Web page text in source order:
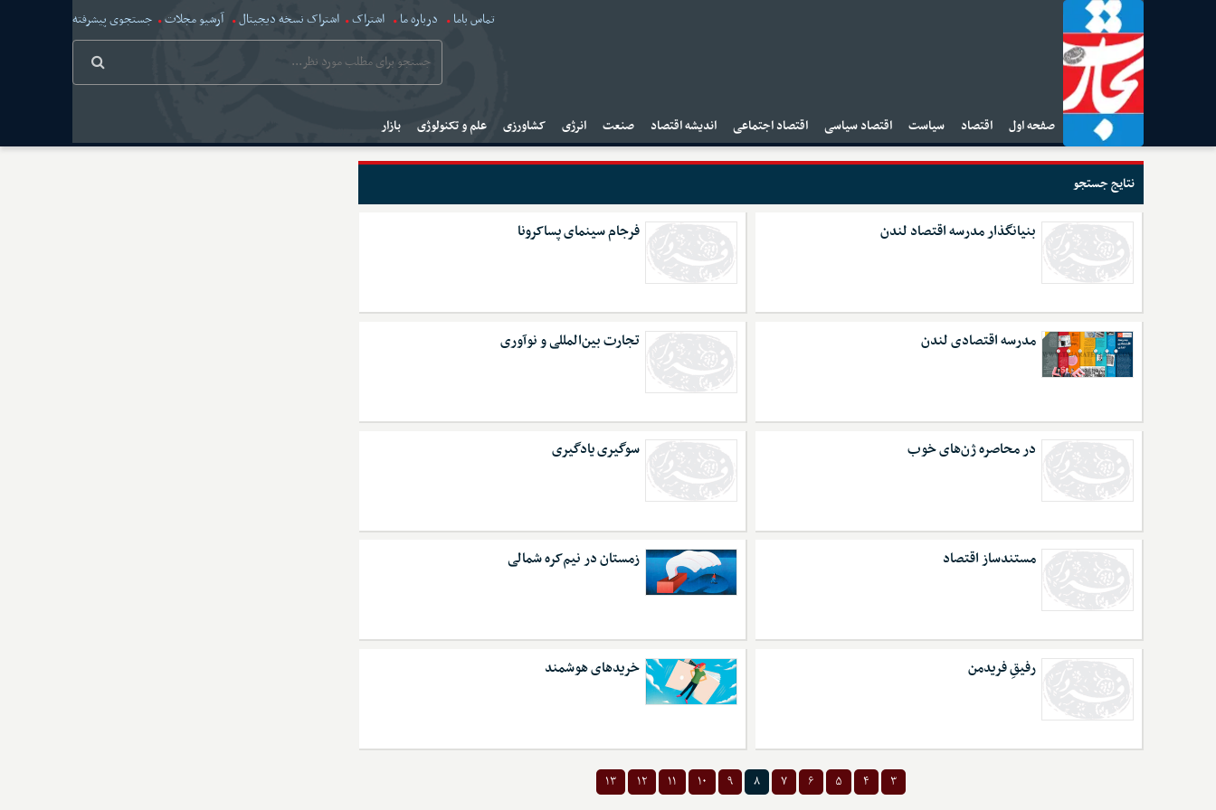
تماس باما درباره ما اشتراک اشتراک نسخه دیجیتال آرشیو مجلات جستجوی پیشرفته
صفحه اول اقتصاد سیاست اقتصاد سیاسی اقتصاد اجتماعی اندیشه اقتصاد صنعت انرژی کشاورزی علم و تکنولوژی بازار
نتایج جستجو
بنیانگذار مدرسه اقتصاد لندن فرجام سینمای پساکرونا
مدرسه اقتصادی لندن تجارت بین‌المللی و نوآوری
در محاصره ژن‌های خوب سوگیری یادگیری
مستندساز اقتصاد زمستان در نیم‌کره شمالی
رفیقِ فریدمن خریدهای هوشمند
۳ ۴ ۵ ۶ ۷ ۸ ۹ ۱۰ ۱۱ ۱۲ ۱۳